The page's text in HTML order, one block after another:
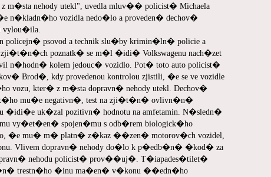
m�sta nehody utekl", uvedla mluv�� policist� Michaela
vozidla nedo�lo a proveden� dechov�
vylou�ila.
policejn� psovod a technik slu�by krimin�ln� policie a
poznatk� se m�l �idi� Volkswagenu nach�zet
n�hodn� kolem jedouc� vozidlo. Pot� toto auto policist�
Brod�, kdy provedenou kontrolou zjistili, �e se ve vozidle
vozu, kter� z m�sta dopravn� nehody utekl. Dechov�
mu�e negativn�, test na zji�t�n� ovlivn�n�
�idi�e uk�zal pozitivn� hodnotu na amfetamin. N�sledn�
vy�et�en� spojen�mu s odb�rem biologick�ho
�e mu� m� platn� z�kaz ��zen� motorov�ch vozidel,
Vlivem dopravn� nehody do�lo k p�edb�n� �kod� za
nehodu policist� prov��uj�. T�iapades�tilet�
trestn�ho �inu ma�en� v�konu ��edn�ho